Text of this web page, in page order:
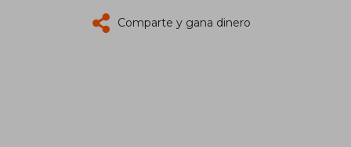
Comparte y gana dinero